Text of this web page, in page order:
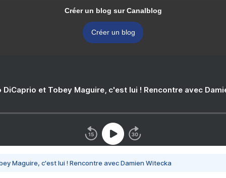
Créer un blog sur Canalblog
Créer un blog
DiCaprio et Tobey Maguire, c'est lui ! Rencontre avec
Maguire, c'est lui ! Rencontre avec Damien Witecka